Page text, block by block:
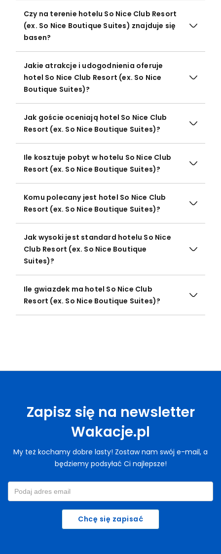
Czy na terenie hotelu So Nice Club Resort
(ex. So Nice Boutique Suites) znajduje się
basen?
Jakie atrakcje i udogodnienia oferuje
hotel So Nice Club Resort (ex. So Nice
Boutique Suites)?
Jak goście oceniają hotel So Nice Club
Resort (ex. So Nice Boutique Suites)?
Ile kosztuje pobyt w hotelu So Nice Club
Resort (ex. So Nice Boutique Suites)?
Komu polecany jest hotel So Nice Club
Resort (ex. So Nice Boutique Suites)?
Jak wysoki jest standard hotelu So Nice
Club Resort (ex. So Nice Boutique
Suites)?
Ile gwiazdek ma hotel So Nice Club
Resort (ex. So Nice Boutique Suites)?
Zapisz się na newsletter
Wakacje.pl
My też kochamy dobre lasty! Zostaw nam swój e-mail, a
będziemy podsyłać Ci najlepsze!
Chcę się zapisać